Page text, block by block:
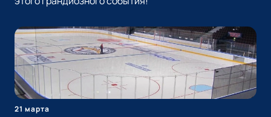
21 марта